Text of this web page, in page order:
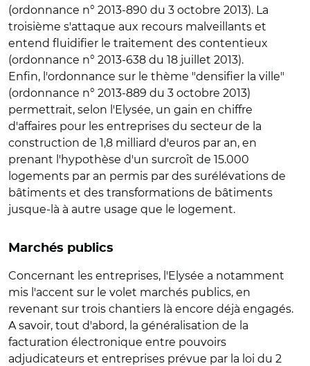
(ordonnance n° 2013-890 du 3 octobre 2013). La
troisième s'attaque aux recours malveillants et
entend fluidifier le traitement des contentieux
(ordonnance n° 2013-638 du 18 juillet 2013).
Enfin, l'ordonnance sur le thème "densifier la ville"
(ordonnance n° 2013-889 du 3 octobre 2013)
permettrait, selon l'Elysée, un gain en chiffre
d'affaires pour les entreprises du secteur de la
construction de 1,8 milliard d'euros par an, en
prenant l'hypothèse d'un surcroît de 15.000
logements par an permis par des surélévations de
bâtiments et des transformations de bâtiments
jusque-là à autre usage que le logement.
Marchés publics
Concernant les entreprises, l'Elysée a notamment
mis l'accent sur le volet marchés publics, en
revenant sur trois chantiers là encore déjà engagés.
A savoir, tout d'abord, la généralisation de la
facturation électronique entre pouvoirs
adjudicateurs et entreprises prévue par la loi du 2